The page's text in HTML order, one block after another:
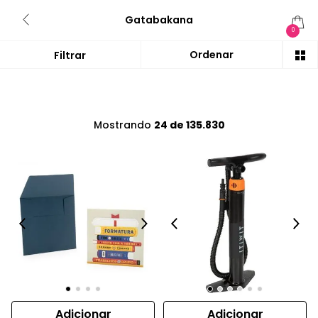
Gatabakana
0
Mostrando 24 de 135.830
Adicionar Adicionar